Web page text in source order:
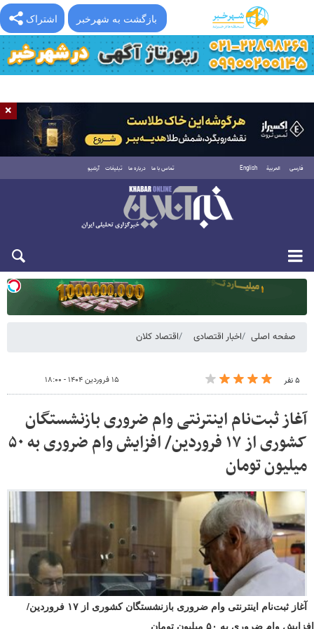
اشتراک بازگشت به شهرخبر
آغاز ثبت‌نام اینترنتی وام ضروری بازنشستگان کشوری از ۱۷ فروردین/
افزایش وام ضروری به ۵۰ میلیون تومان